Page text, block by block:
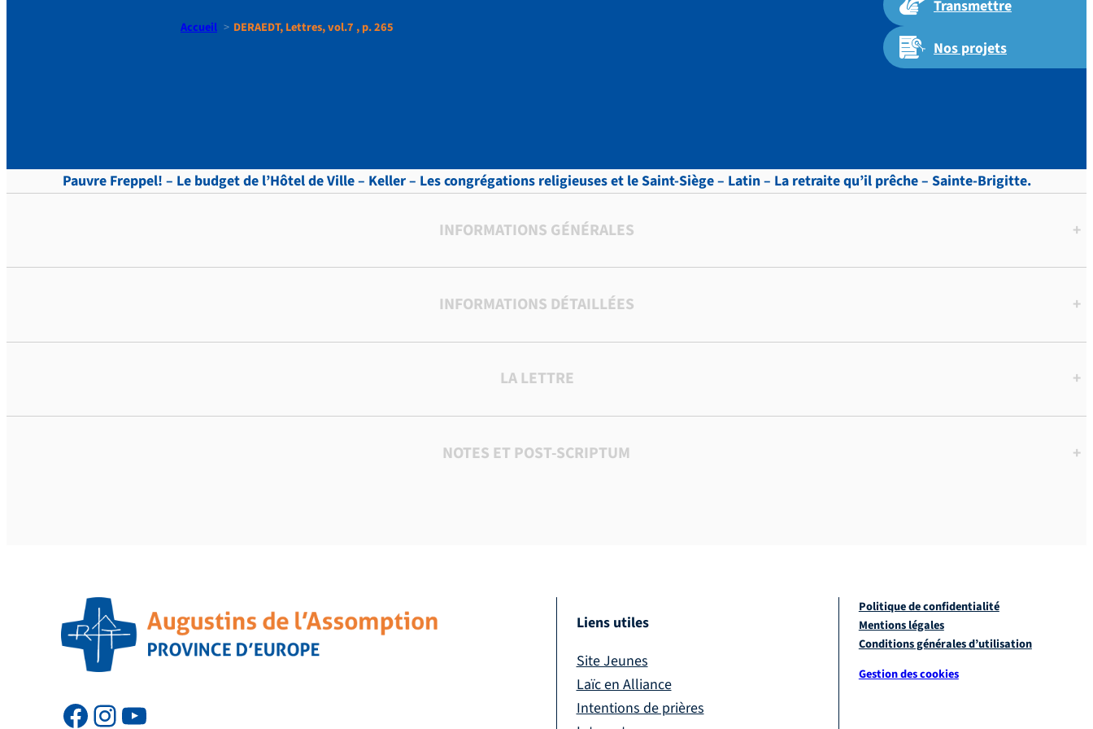
Transmettre
Nos projets
Accueil DERAEDT, Lettres, vol.7 , p. 265
Pauvre Freppel! – Le budget de l’Hôtel de Ville – Keller – Les congrégations religieuses et le Saint-Siège – Latin – La retraite qu’il prêche – Sainte-Brigitte.
INFORMATIONS GÉNÉRALES +
INFORMATIONS DÉTAILLÉES +
LA LETTRE +
NOTES ET POST-SCRIPTUM +
Liens utiles
Site Jeunes
Laïc en Alliance
Intentions de prières
Politique de confidentialité
Mentions légales
Conditions générales d’utilisation
Gestion des cookies